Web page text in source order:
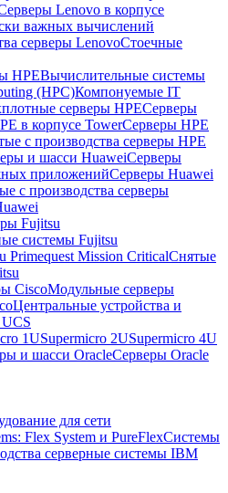
Lenovo в корпусе
важных вычислений
серверы LenovoСтоечные
HPEВычислительные системы
(HPC)Компонуемые IT
серверы HPEСерверы
в корпусе TowerСерверы HPE
с производства серверы HPE
и шасси HuaweiСерверы
приложенийСерверы Huawei
с производства серверы
Fujitsu
системы Fujitsu
Primequest Mission CriticalСнятые
CiscoМодульные серверы
Центральные устройства и
1USupermicro 2USupermicro 4U
и шасси OracleСерверы Oracle
для сети
Flex System и PureFlexСистемы
серверные системы IBM